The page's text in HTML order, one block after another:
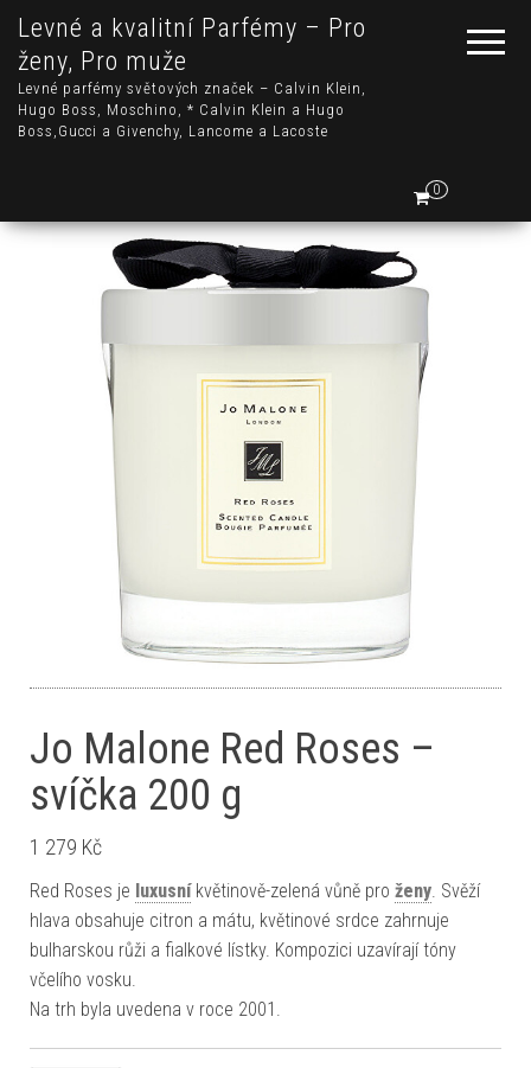
Levné a kvalitní Parfémy – Pro
ženy, Pro muže
Levné parfémy světových značek – Calvin Klein,
Hugo Boss, Moschino, * Calvin Klein a Hugo
Boss,Gucci a Givenchy, Lancome a Lacoste
0
Jo Malone Red Roses –
svíčka 200 g
1 279 Kč
Red Roses je luxusníkvětinově-zelená vůně pro ženy. Svěží
hlava obsahuje citron a mátu, květinové srdce zahrnuje
bulharskou růži a fialkové lístky. Kompozici uzavírají tóny
včelího vosku.
Na trh byla uvedena v roce 2001.